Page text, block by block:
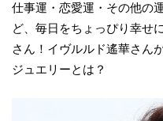
仕事運・恋愛運・その他の
ど、毎日をちょっぴり幸せ
さん！イヴルルド遙華さん
ジュエリーとは？